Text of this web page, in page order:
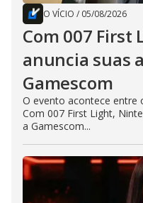
O VÍCIO / 05/08/2026
Com 007
anuncia suas
Gamescom
O evento acontece entre
Com 007 First Light,
a Gamescom...